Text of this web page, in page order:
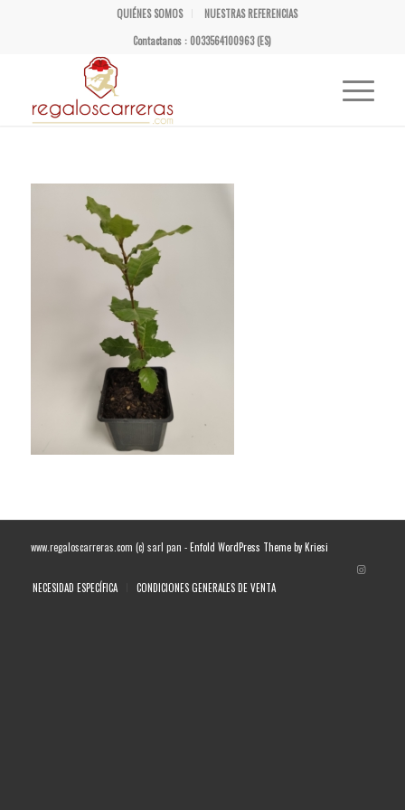
QUIÉNES SOMOS
NUESTRAS REFERENCIAS
Contactanos : 0033564100963 (ES)
www.regaloscarreras.com (c) sarl pan -Enfold WordPress Theme by Kriesi
NECESIDAD ESPECÍFICA CONDICIONES GENERALES DE VENTA